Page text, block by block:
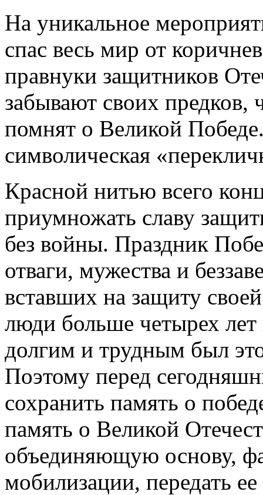
На уникальное
спас весь мир от
правнуки защитников
забывают своих предков,
помнят о Великой
символическая
Красной нитью всего
приумножать славу
без войны. Праздник
отваги, мужества и
вставших на защиту
люди больше четырех
долгим и трудным был
Поэтому перед
сохранить память о
память о Великой
объединяющую основу,
мобилизации, передать